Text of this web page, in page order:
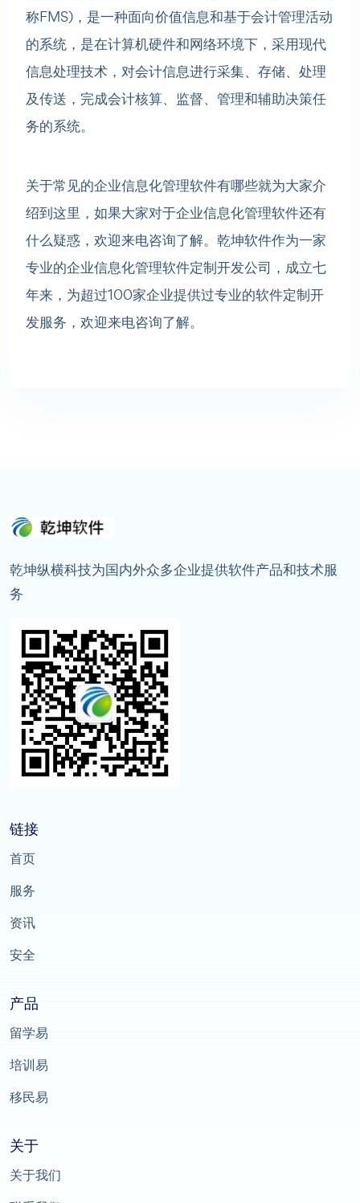
称FMS)，是一种面向价值信息和基于会计管理活动
的系统，是在计算机硬件和网络环境下，采用现代
信息处理技术，对会计信息进行采集、存储、处理
及传送，完成会计核算、监督、管理和辅助决策任
务的系统。
关于常见的企业信息化管理软件有哪些就为大家介
绍到这里，如果大家对于企业信息化管理软件还有
什么疑惑，欢迎来电咨询了解。乾坤软件作为一家
专业的企业信息化管理软件定制开发公司 ，成立七
年来，为超过100家企业提供过专业的软件定制开
发服务，欢迎来电咨询了解。
乾坤纵横科技为国内外众多企业提供软件产品和技术服
务
链接
首页
服务
资讯
安全
产品
留学易
培训易
移民易
关于
关于我们